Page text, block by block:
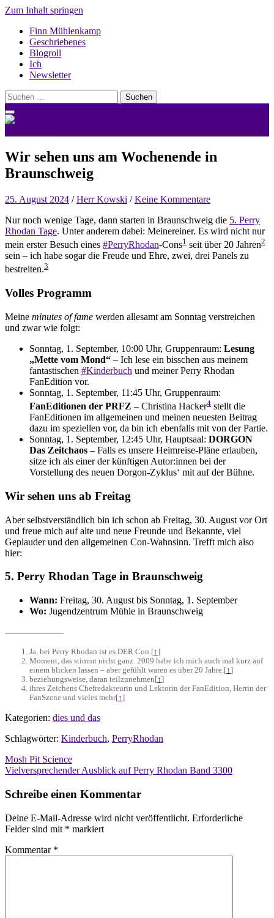
Zum Inhalt springen
Finn Mühlenkamp
Geschriebenes
Blogroll
Ich
Newsletter
Suchen
nach:
Wir sehen uns am Wochenende in
Braunschweig
25. August 2024 /Herr Kowski /Keine Kommentare
Nur noch wenige Tage, dann starten in Braunschweig die 5. Perry
Rhodan Tage. Unter anderem dabei: Meinereiner. Es wird nicht nur
mein erster Besuch eines #PerryRhodan-Cons1 seit über 20 Jahren2
sein – ich habe sogar die Freude und Ehre, zwei, drei Panels zu
bestreiten.3
Volles Programm
Meine minutes of fame werden allesamt am Sonntag verstreichen
und zwar wie folgt:
Sonntag, 1. September, 10:00 Uhr, Gruppenraum: Lesung
„Mette vom Mond“ – Ich lese ein bisschen aus meinem
fantastischen #Kinderbuch und meiner Perry Rhodan
FanEdition vor.
Sonntag, 1. September, 11:45 Uhr, Gruppenraum:
FanEditionen der PRFZ – Christina Hacker4 stellt die
FanEditionen im allgemeinen und meinen neuesten Beitrag
dazu im speziellen vor, da bin ich ebenfalls mit von der Partie.
Sonntag, 1. September, 12:45 Uhr, Hauptsaal: DORGON
Das Zeitchaos – Falls es unsere Heimreise-Pläne erlauben,
sitze ich als einer der künftigen Autor:innen bei der
Vorstellung des neuen Dorgon-Zyklus‘ mit auf der Bühne.
Wir sehen uns ab Freitag
Aber selbstverständlich bin ich schon ab Freitag, 30. August vor Ort
und freue mich auf alte und neue Freunde und Bekannte, viel
Geplauder und den allgemeinen Con-Wahnsinn. Trefft mich also
hier:
5. Perry Rhodan Tage in Braunschweig
Wann: Freitag, 30. August bis Sonntag, 1. September
Wo: Jugendzentrum Mühle in Braunschweig
––––––––––––
Ja, bei Perry Rhodan ist es DER Con.[↑]
Moment, das stimmt nicht ganz. 2009 habe ich mich auch mal kurz auf
einem blicken lassen – aber gefühlt waren es über 20 Jahre.[↑]
beziehungsweise, daran teilzunehmen [↑]
ihres Zeichens Chefredakteurin und Lektorin der FanEdition, Herrin der
FanSzene und vieles mehr[↑]
Kategorien: dies und das
Schlagwörter: Kinderbuch, PerryRhodan
Beitragsnavigation
Mosh Pit Science
Vielversprechender Ausblick auf Perry Rhodan Band 3300
Schreibe einen Kommentar
Deine E-Mail-Adresse wird nicht veröffentlicht. Erforderliche
Felder sind mit * markiert
Kommentar *